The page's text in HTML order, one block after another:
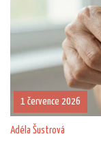
1 července 2026
Adéla Šustrová